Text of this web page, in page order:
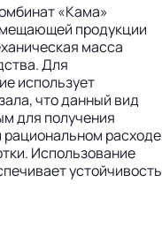
«Кама»
продукции
масса
Для
использует
что данный вид
для получения
рациональном расходе
Использование
устойчивость